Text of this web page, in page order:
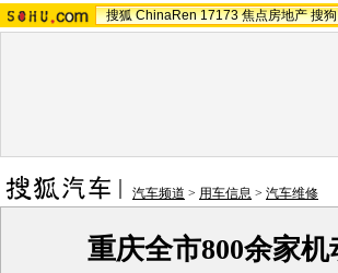
搜狐 ChinaRen 17173 焦点房地产 搜狗
汽车频道 > 用车信息 > 汽车维修
重庆全市800余家